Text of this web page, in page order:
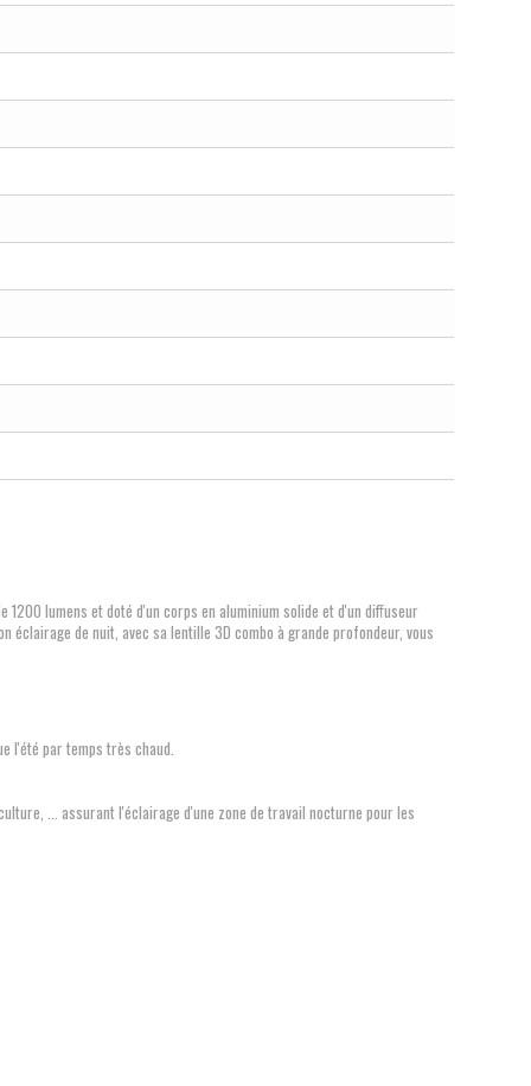
1200 lumens et doté d'un corps en aluminium solide et d'un diffuseur
de nuit, avec sa lentille 3D combo à grande profondeur, vous
l'été par temps très chaud.
... assurant l'éclairage d'une zone de travail nocturne pour les